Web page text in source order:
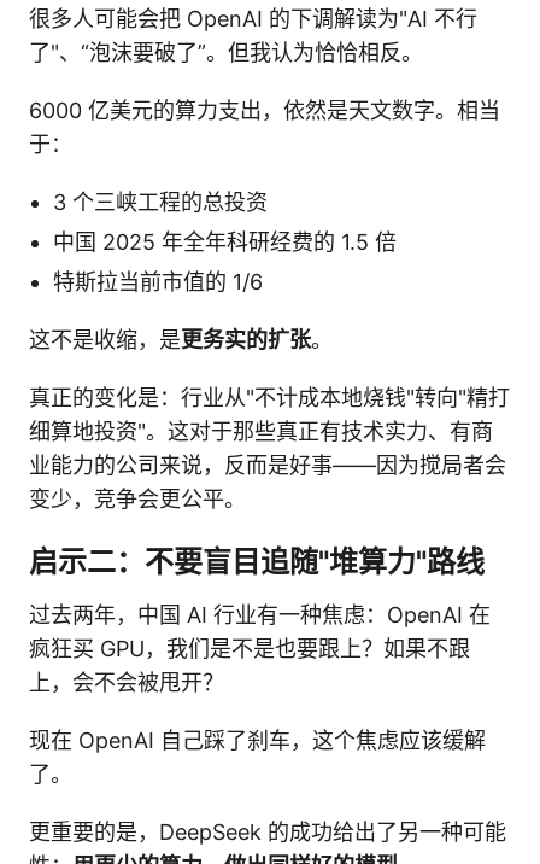
很多人可能会把 OpenAI 的下调解读为"AI 不行
了"、“泡沫要破了”。但我认为恰恰相反。
6000 亿美元的算力支出，依然是天文数字。相当
于：
3 个三峡工程的总投资
中国 2025 年全年科研经费的 1.5 倍
特斯拉当前市值的 1/6
这不是收缩，是更务实的扩张。
真正的变化是：行业从"不计成本地烧钱"转向"精打
细算地投资"。这对于那些真正有技术实力、有商
业能力的公司来说，反而是好事——因为搅局者会
变少，竞争会更公平。
启示二：不要盲目追随"堆算力"路线
过去两年，中国 AI 行业有一种焦虑：OpenAI 在
疯狂买 GPU，我们是不是也要跟上？如果不跟
上，会不会被甩开？
现在 OpenAI 自己踩了刹车，这个焦虑应该缓解
了。
更重要的是，DeepSeek 的成功给出了另一种可能